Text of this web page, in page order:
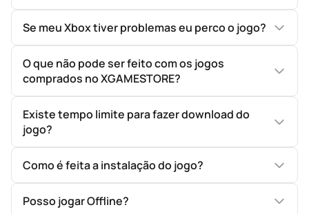
Se meu Xbox tiver problemas eu perco o jogo?
O que não pode ser feito com os jogos
comprados no XGAMESTORE?
Existe tempo limite para fazer download do
jogo?
Como é feita a instalação do jogo?
Posso jogar Offline?